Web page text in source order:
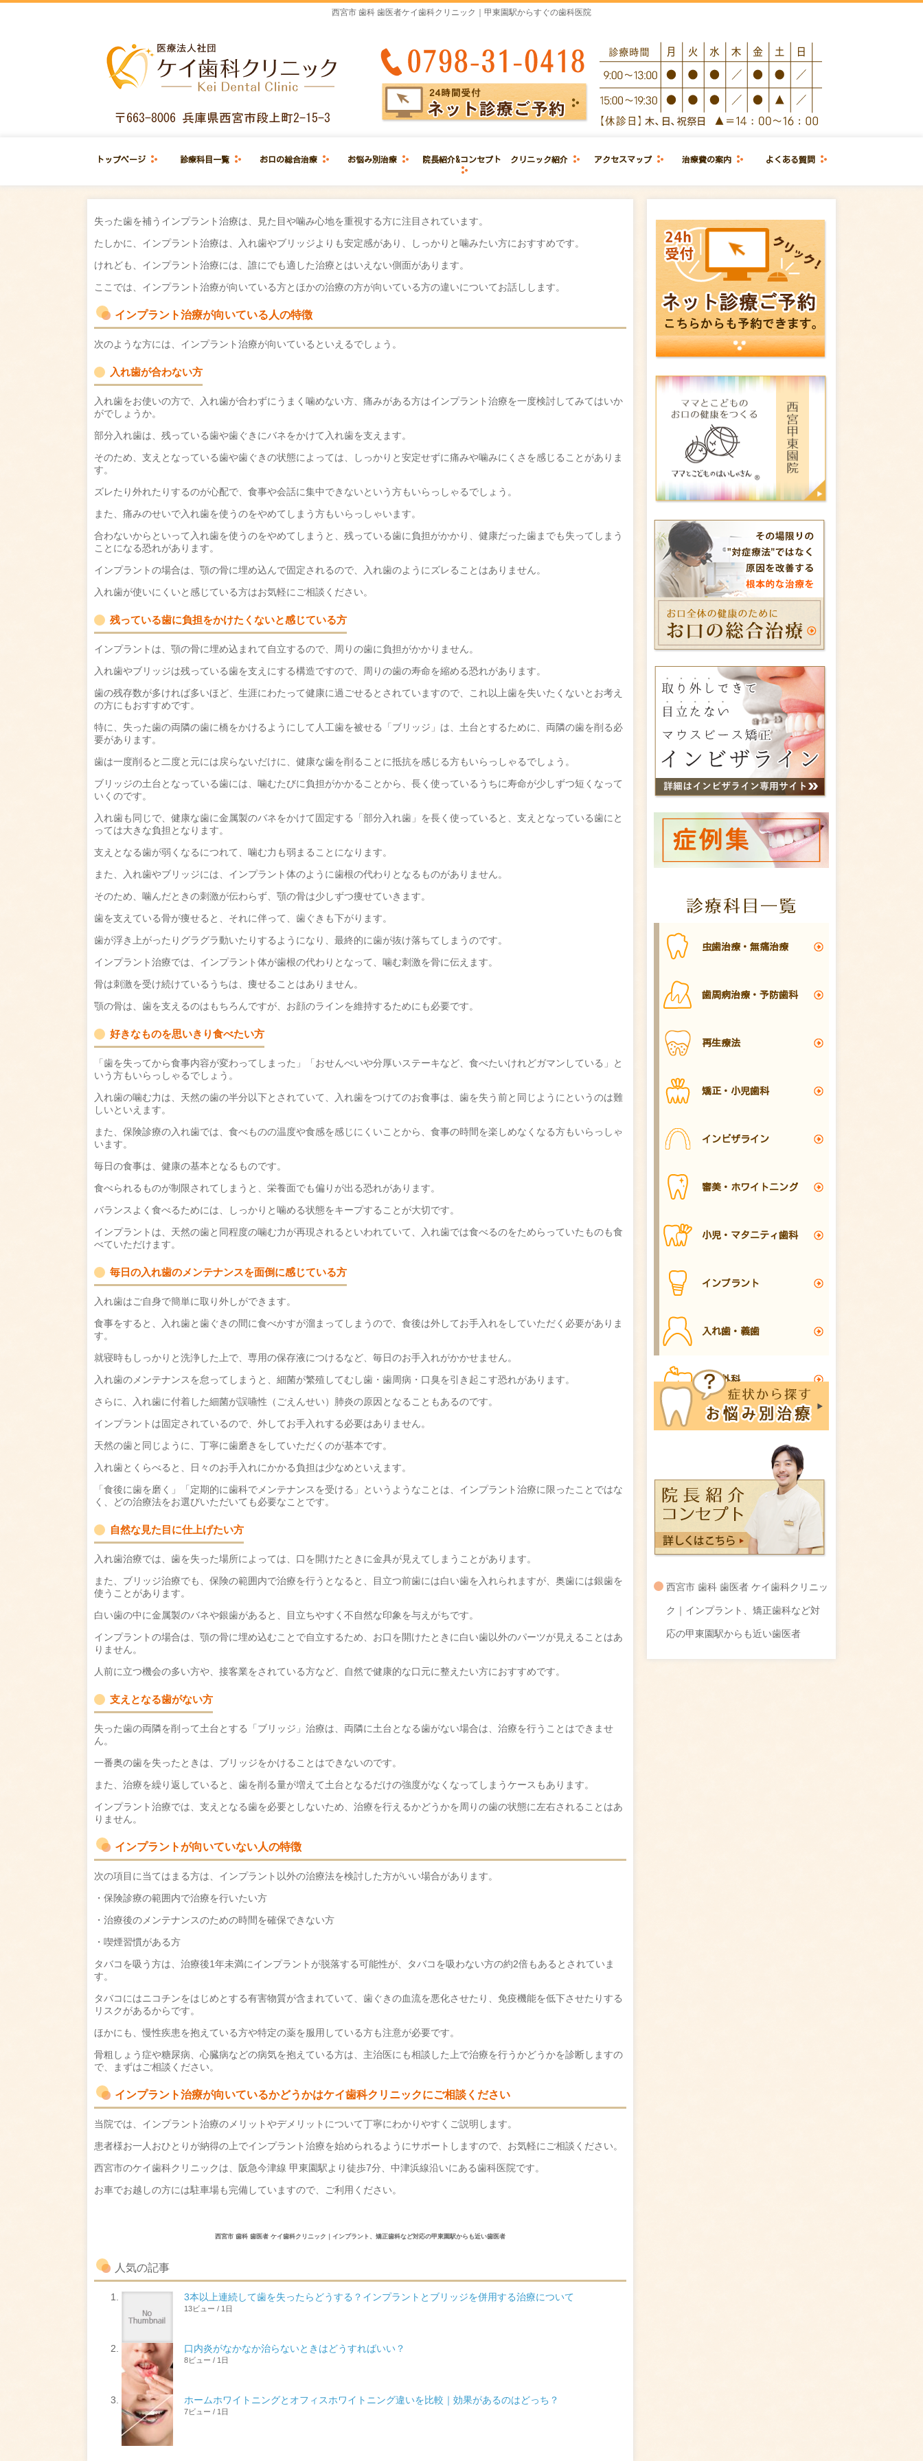
西宮市 歯科 歯医者ケイ歯科クリニック｜甲東園駅からすぐの歯科医院
トップページ 診療科目一覧 お口の総合治療 お悩み別治療 院長紹介&コンセプト クリニック紹介 アクセスマップ 治療費の案内 よくある質問
失った歯を補うインプラント治療は、見た目や噛み心地を重視する方に注目されています。
たしかに、インプラント治療は、入れ歯やブリッジよりも安定感があり、しっかりと噛みたい方におすすめです。
けれども、インプラント治療には、誰にでも適した治療とはいえない側面があります。
ここでは、インプラント治療が向いている方とほかの治療の方が向いている方の違いについてお話しします。
インプラント治療が向いている人の特徴
次のような方には、インプラント治療が向いているといえるでしょう。
入れ歯が合わない方
入れ歯をお使いの方で、入れ歯が合わずにうまく噛めない方、痛みがある方はインプラント治療を一度検討してみてはいか
がでしょうか。
部分入れ歯は、残っている歯や歯ぐきにバネをかけて入れ歯を支えます。
そのため、支えとなっている歯や歯ぐきの状態によっては、しっかりと安定せずに痛みや噛みにくさを感じることがありま
す。
ズレたり外れたりするのが心配で、食事や会話に集中できないという方もいらっしゃるでしょう。
また、痛みのせいで入れ歯を使うのをやめてしまう方もいらっしゃいます。
合わないからといって入れ歯を使うのをやめてしまうと、残っている歯に負担がかかり、健康だった歯までも失ってしまう
ことになる恐れがあります。
インプラントの場合は、顎の骨に埋め込んで固定されるので、入れ歯のようにズレることはありません。
入れ歯が使いにくいと感じている方はお気軽にご相談ください。
残っている歯に負担をかけたくないと感じている方
インプラントは、顎の骨に埋め込まれて自立するので、周りの歯に負担がかかりません。
入れ歯やブリッジは残っている歯を支えにする構造ですので、周りの歯の寿命を縮める恐れがあります。
歯の残存数が多ければ多いほど、生涯にわたって健康に過ごせるとされていますので、これ以上歯を失いたくないとお考え
の方にもおすすめです。
特に、失った歯の両隣の歯に橋をかけるようにして人工歯を被せる「ブリッジ」は、土台とするために、両隣の歯を削る必
要があります。
歯は一度削ると二度と元には戻らないだけに、健康な歯を削ることに抵抗を感じる方もいらっしゃるでしょう。
ブリッジの土台となっている歯には、噛むたびに負担がかかることから、長く使っているうちに寿命が少しずつ短くなって
いくのです。
入れ歯も同じで、健康な歯に金属製のバネをかけて固定する「部分入れ歯」を長く使っていると、支えとなっている歯にと
っては大きな負担となります。
支えとなる歯が弱くなるにつれて、噛む力も弱まることになります。
また、入れ歯やブリッジには、インプラント体のように歯根の代わりとなるものがありません。
そのため、噛んだときの刺激が伝わらず、顎の骨は少しずつ痩せていきます。
歯を支えている骨が痩せると、それに伴って、歯ぐきも下がります。
歯が浮き上がったりグラグラ動いたりするようになり、最終的に歯が抜け落ちてしまうのです。
インプラント治療では、インプラント体が歯根の代わりとなって、噛む刺激を骨に伝えます。
骨は刺激を受け続けているうちは、痩せることはありません。
顎の骨は、歯を支えるのはもちろんですが、お顔のラインを維持するためにも必要です。
好きなものを思いきり食べたい方
「歯を失ってから食事内容が変わってしまった」「おせんべいや分厚いステーキなど、食べたいけれどガマンしている」と
いう方もいらっしゃるでしょう。
入れ歯の噛む力は、天然の歯の半分以下とされていて、入れ歯をつけてのお食事は、歯を失う前と同じようにというのは難
しいといえます。
また、保険診療の入れ歯では、食べものの温度や食感を感じにくいことから、食事の時間を楽しめなくなる方もいらっしゃ
います。
毎日の食事は、健康の基本となるものです。
食べられるものが制限されてしまうと、栄養面でも偏りが出る恐れがあります。
バランスよく食べるためには、しっかりと噛める状態をキープすることが大切です。
インプラントは、天然の歯と同程度の噛む力が再現されるといわれていて、入れ歯では食べるのをためらっていたものも食
べていただけます。
毎日の入れ歯のメンテナンスを面倒に感じている方
入れ歯はご自身で簡単に取り外しができます。
食事をすると、入れ歯と歯ぐきの間に食べかすが溜まってしまうので、食後は外してお手入れをしていただく必要がありま
す。
就寝時もしっかりと洗浄した上で、専用の保存液につけるなど、毎日のお手入れがかかせません。
入れ歯のメンテナンスを怠ってしまうと、細菌が繁殖してむし歯・歯周病・口臭を引き起こす恐れがあります。
さらに、入れ歯に付着した細菌が誤嚥性（ごえんせい）肺炎の原因となることもあるのです。
インプラントは固定されているので、外してお手入れする必要はありません。
天然の歯と同じように、丁寧に歯磨きをしていただくのが基本です。
入れ歯とくらべると、日々のお手入れにかかる負担は少なめといえます。
「食後に歯を磨く」「定期的に歯科でメンテナンスを受ける」というようなことは、インプラント治療に限ったことではな
く、どの治療法をお選びいただいても必要なことです。
自然な見た目に仕上げたい方
入れ歯治療では、歯を失った場所によっては、口を開けたときに金具が見えてしまうことがあります。
また、ブリッジ治療でも、保険の範囲内で治療を行うとなると、目立つ前歯には白い歯を入れられますが、奥歯には銀歯を
使うことがあります。
白い歯の中に金属製のバネや銀歯があると、目立ちやすく不自然な印象を与えがちです。
インプラントの場合は、顎の骨に埋め込むことで自立するため、お口を開けたときに白い歯以外のパーツが見えることはあ
りません。
人前に立つ機会の多い方や、接客業をされている方など、自然で健康的な口元に整えたい方におすすめです。
支えとなる歯がない方
失った歯の両隣を削って土台とする「ブリッジ」治療は、両隣に土台となる歯がない場合は、治療を行うことはできませ
ん。
一番奥の歯を失ったときは、ブリッジをかけることはできないのです。
また、治療を繰り返していると、歯を削る量が増えて土台となるだけの強度がなくなってしまうケースもあります。
インプラント治療では、支えとなる歯を必要としないため、治療を行えるかどうかを周りの歯の状態に左右されることはあ
りません。
インプラントが向いていない人の特徴
次の項目に当てはまる方は、インプラント以外の治療法を検討した方がいい場合があります。
・保険診療の範囲内で治療を行いたい方
・治療後のメンテナンスのための時間を確保できない方
・喫煙習慣がある方
タバコを吸う方は、治療後1年未満にインプラントが脱落する可能性が、タバコを吸わない方の約2倍もあるとされていま
す。
タバコにはニコチンをはじめとする有害物質が含まれていて、歯ぐきの血流を悪化させたり、免疫機能を低下させたりする
リスクがあるからです。
ほかにも、慢性疾患を抱えている方や特定の薬を服用している方も注意が必要です。
骨粗しょう症や糖尿病、心臓病などの病気を抱えている方は、主治医にも相談した上で治療を行うかどうかを診断しますの
で、まずはご相談ください。
インプラント治療が向いているかどうかはケイ歯科クリニックにご相談ください
当院では、インプラント治療のメリットやデメリットについて丁寧にわかりやすくご説明します。
患者様お一人おひとりが納得の上でインプラント治療を始められるようにサポートしますので、お気軽にご相談ください。
西宮市のケイ歯科クリニックは、阪急今津線 甲東園駅より徒歩7分、中津浜線沿いにある歯科医院です。
お車でお越しの方には駐車場も完備していますので、ご利用ください。
西宮市 歯科 歯医者 ケイ歯科クリニック｜インプラント、矯正歯科など対応の甲東園駅からも近い歯医者
人気の記事
3本以上連続して歯を失ったらどうする？インプラントとブリッジを併用する治療について
13ビュー / 1日
口内炎がなかなか治らないときはどうすればいい？
8ビュー / 1日
ホームホワイトニングとオフィスホワイトニング違いを比較｜効果があるのはどっち？
7ビュー / 1日
虫歯治療・無痛治療
歯周病治療・予防歯科
再生療法
矯正・小児歯科
インビザライン
審美・ホワイトニング
小児・マタニティ歯科
インプラント
入れ歯・義歯
口腔外科
西宮市 歯科 歯医者 ケイ歯科クリニッ
ク｜インプラント、矯正歯科など対
応の甲東園駅からも近い歯医者